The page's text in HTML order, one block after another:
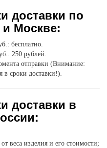
доставки по
и Москве:
бесплатно.
250 рублей.
отправки (Внимание:
в сроки доставки!).
доставки в
веса изделия и его стоимости;